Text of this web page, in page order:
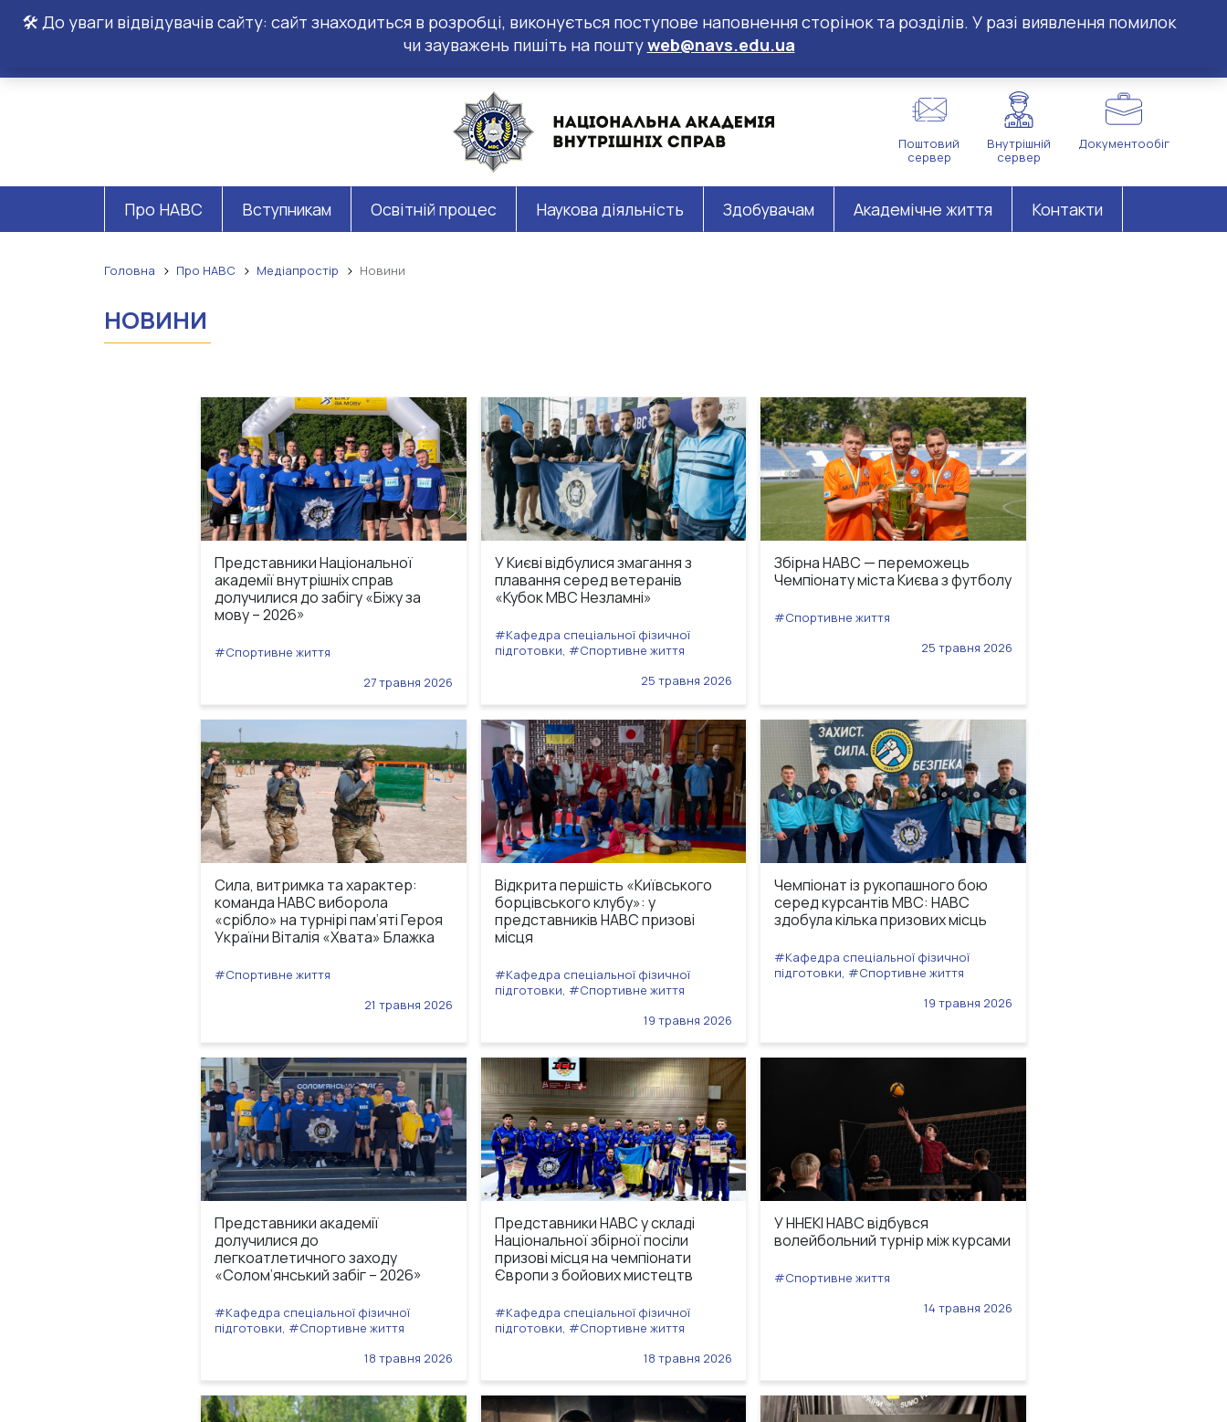
🛠️ До уваги відвідувачів сайту: сайт знаходиться в розробці, виконується поступове наповнення сторінок та розділів. У разі виявлення помилок
чи зауважень пишіть на поштуweb@navs.edu.ua
Поштовий
сервер
Внутрішній
сервер
Документообіг
Про НАВС Вступникам Освітній процес Наукова діяльність Здобувачам Академічне життя Контакти
Головна Про НАВС Медіапростір Новини
НОВИНИ
Представники Національної
академії внутрішніх справ
долучилися до забігу «Біжу за
мову – 2026»
#Спортивне життя
27 травня 2026
У Києві відбулися змагання з
плавання серед ветеранів
«Кубок МВС Незламні»
#Кафедра спеціальної фізичної
підготовки, #Спортивне життя
25 травня 2026
Збірна НАВС — переможець
Чемпіонату міста Києва з футболу
#Спортивне життя
25 травня 2026
Сила, витримка та характер:
команда НАВС виборола
«срібло» на турнірі пам’яті Героя
України Віталія «Хвата» Блажка
#Спортивне життя
21 травня 2026
Відкрита першість «Київського
борцівського клубу»: у
представників НАВС призові
місця
#Кафедра спеціальної фізичної
підготовки, #Спортивне життя
19 травня 2026
Чемпіонат із рукопашного бою
серед курсантів МВС: НАВС
здобула кілька призових місць
#Кафедра спеціальної фізичної
підготовки, #Спортивне життя
19 травня 2026
Представники академії
долучилися до
легкоатлетичного заходу
«Солом’янський забіг – 2026»
#Кафедра спеціальної фізичної
підготовки, #Спортивне життя
18 травня 2026
Представники НАВС у складі
Національної збірної посіли
призові місця на чемпіонати
Європи з бойових мистецтв
#Кафедра спеціальної фізичної
підготовки, #Спортивне життя
18 травня 2026
У ННЕКІ НАВС відбувся
волейбольний турнір між курсами
#Спортивне життя
14 травня 2026